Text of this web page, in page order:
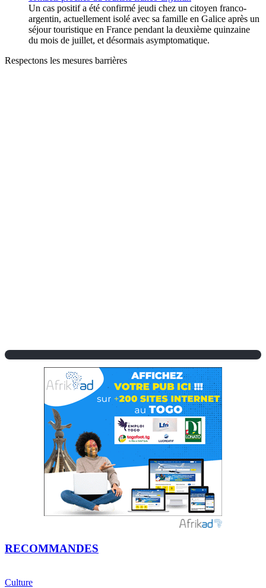
Un cas positif a été confirmé jeudi chez un citoyen franco-
argentin, actuellement isolé avec sa famille en Galice après un
séjour touristique en France pendant la deuxième quinzaine
du mois de juillet, et désormais asymptomatique.
Respectons les mesures barrières
RECOMMANDES
Culture